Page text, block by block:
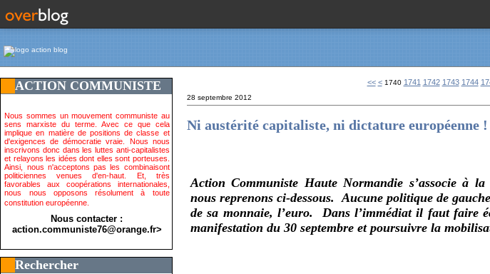
ACTION COMMUNISTE
Nous sommes un mouvement communiste au
sens marxiste du terme. Avec ce que cela
implique en matière de positions de classe et
d'exigences de démocratie vraie. Nous nous
inscrivons donc dans les luttes anti-capitalistes
et relayons les idées dont elles sont porteuses.
Ainsi, nous n'acceptons pas les combinaisont
politiciennes venues d'en-haut. Et, très
favorables aux coopérations internationales,
nous nous opposons résolument à toute
constitution européenne.
Nous contacter :
action.communiste76@orange.fr>
Rechercher
<< < 1700
1710
1720
1730
1740 1741 1742 1743 1744
28 septembre 2012
Ni austérité capitaliste, ni dictature européenne !
Action Communiste Haute Normandie s’associe à
nous reprenons ci-dessous. Aucune politique de
de sa monnaie, l’euro. Dans l’immédiat il faut faire
manifestation du 30 septembre et poursuivre la